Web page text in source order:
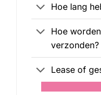
Hoe lang
Hoe
verzonden?
Lease of